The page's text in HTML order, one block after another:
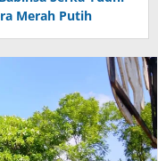
Merah Putih